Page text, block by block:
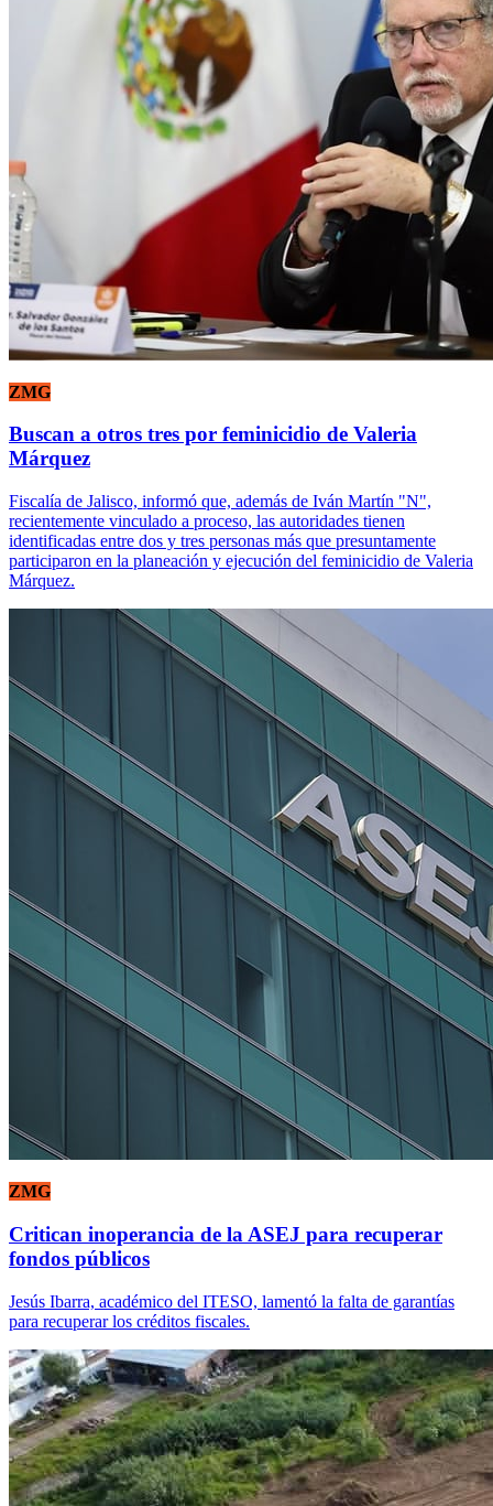
ZMG
Buscan a otros tres por feminicidio de Valeria
Márquez
Fiscalía de Jalisco, informó que, además de Iván Martín "N",
recientemente vinculado a proceso, las autoridades tienen
identificadas entre dos y tres personas más que presuntamente
participaron en la planeación y ejecución del feminicidio de Valeria
Márquez.
ZMG
Critican inoperancia de la ASEJ para recuperar
fondos públicos
Jesús Ibarra, académico del ITESO, lamentó la falta de garantías
para recuperar los créditos fiscales.